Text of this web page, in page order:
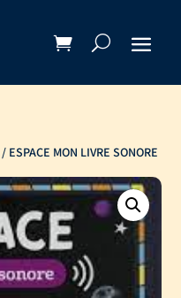
/ ESPACE MON LIVRE SONORE